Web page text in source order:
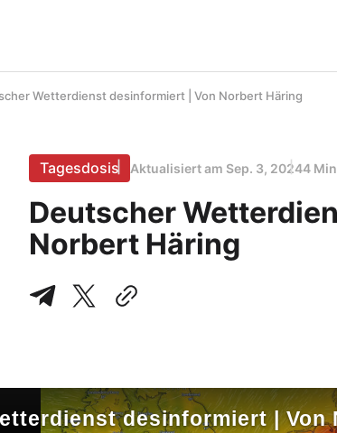
Wetterdienst desinformiert | Von Norbert Häring
Tagesdosis Aktualisiert am Sep. 3, 20244
Deutscher
Norbert Häring